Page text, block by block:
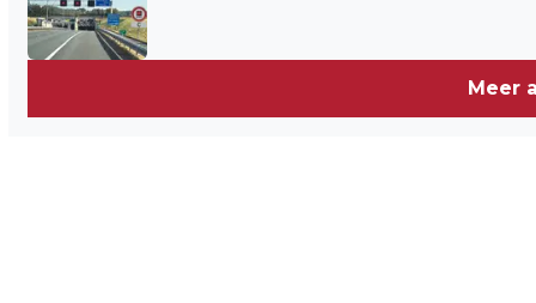
Meer